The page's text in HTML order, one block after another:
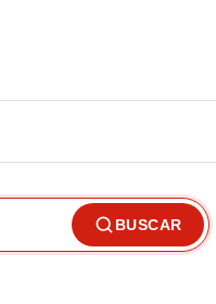
BUSCAR